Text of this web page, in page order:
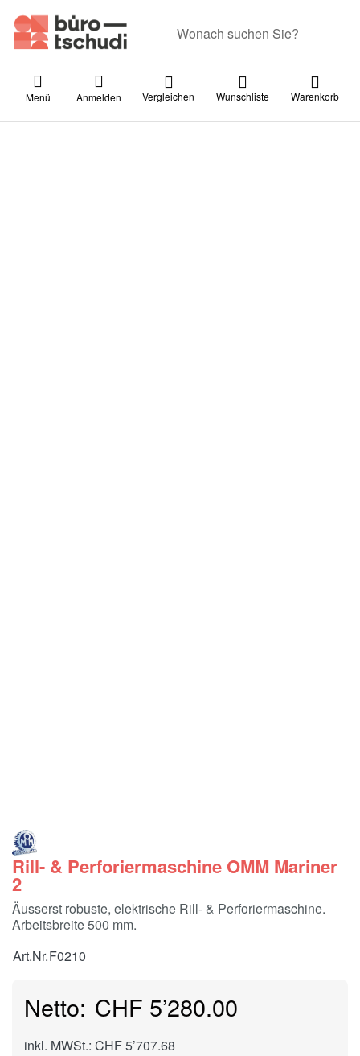
Menü Anmelden Vergleichen Wunschliste Warenkorb
Rill- & Perforiermaschine OMM Mariner
2
Äusserst robuste, elektrische Rill- & Perforiermaschine.
Arbeitsbreite 500 mm.
Art.Nr.F0210
CHF 5’280.00
inkl. MWSt.: CHF 5’707.68